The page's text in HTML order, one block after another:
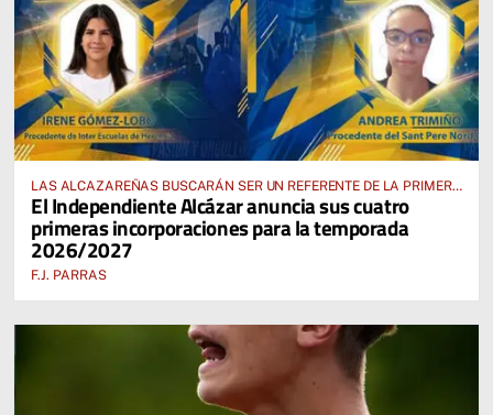
LAS ALCAZAREÑAS BUSCARÁN SER UN REFERENTE DE LA PRIMERA
AUTONÓMICA PREFERENTE FEMENINA
El Independiente Alcázar anuncia sus cuatro
primeras incorporaciones para la temporada
2026/2027
F.J. PARRAS